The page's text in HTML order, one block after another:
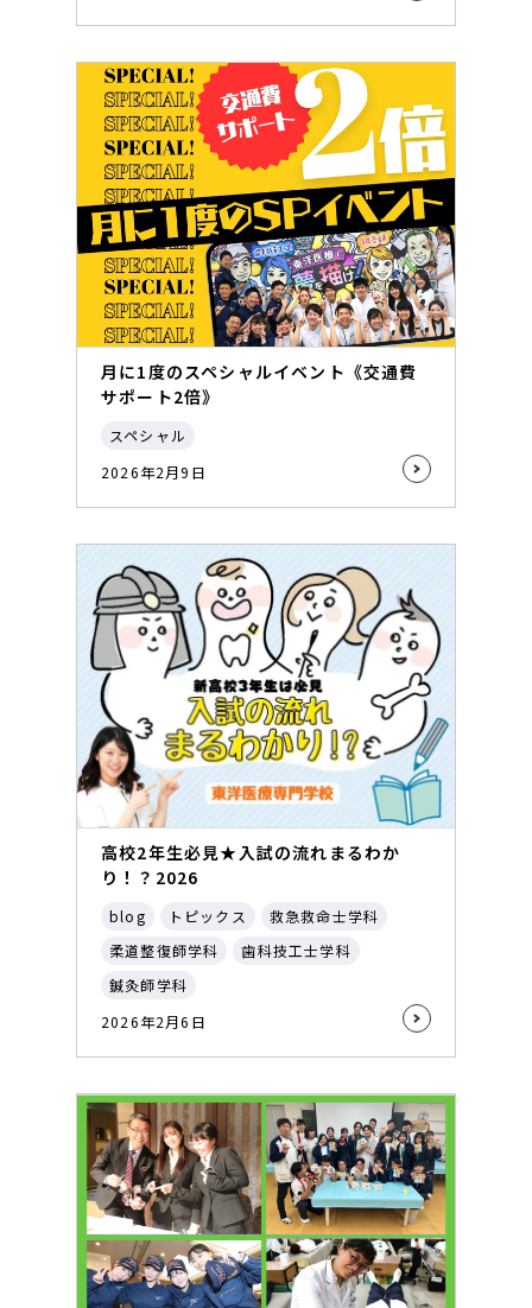
月に1度のスペシャルイベント《交通費
サポート2倍》
スペシャル
2026年2月9日
高校2年生必見★入試の流れまるわか
り！？2026
blog トピックス
救急救命士学科
柔道整復師学科
歯科技工士学科
鍼灸師学科
2026年2月6日